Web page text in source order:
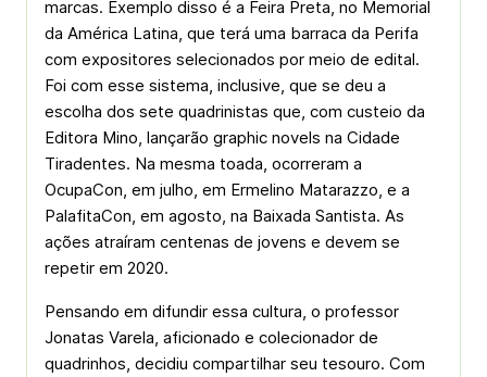
marcas. Exemplo disso é a Feira Preta, no Memorial
da América Latina, que terá uma barraca da Perifa
com expositores selecionados por meio de edital.
Foi com esse sistema, inclusive, que se deu a
escolha dos sete quadrinistas que, com custeio da
Editora Mino, lançarão graphic novels na Cidade
Tiradentes. Na mesma toada, ocorreram a
OcupaCon, em julho, em Ermelino Matarazzo, e a
PalafitaCon, em agosto, na Baixada Santista. As
ações atraíram centenas de jovens e devem se
repetir em 2020.
Pensando em difundir essa cultura, o professor
Jonatas Varela, aficionado e colecionador de
quadrinhos, decidiu compartilhar seu tesouro. Com